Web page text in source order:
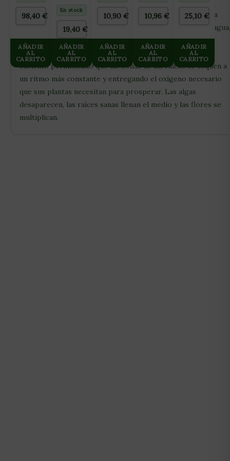
nutrientes a mano o automatice con FloraClips. Cada tapa
cuenta con 26 rejillas diseñadas con flores que entregan agua,
nutrientes y aire al medio mientras bloquea la luz. El
FloraCap cubre estratégicamente la parte superior del
sustrato permitiendo que las zonas de las raíces se sequen a
un ritmo más constante y entregando el oxígeno necesario
que sus plantas necesitan para prosperar. Las algas
desaparecen, las raíces sanas llenan el medio y las flores se
multiplican.
98,40 €
AÑADIR
AL
CARRITO
PARA
100x100CM
En stock
19,40 €
AÑADIR
AL
CARRITO
50 L
10,90 €
AÑADIR
AL
CARRITO
10,96 €
AÑADIR
AL
CARRITO
25,10 €
AÑADIR
AL
CARRITO